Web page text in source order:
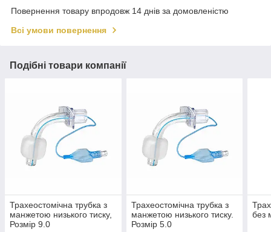
Повернення товару впродовж 14 днів за домовленістю
Всі умови повернення
Подібні товари компанії
Трахеостомічна трубка з
манжетою низького тиску,
Розмір 9.0
Трахеостомічна трубка з
манжетою низького тиску.
Розмір 5.0
без